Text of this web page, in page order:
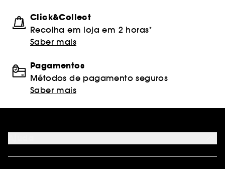
Click&Collect
Recolha em loja em 2 horas*
Saber mais
Pagamentos
Métodos de pagamento seguros
Saber mais
FAQ